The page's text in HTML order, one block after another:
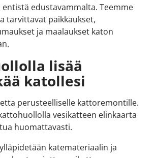
edustavammalta. Teemme
tarvittavat paikkaukset,
ja maalaukset katon
lisää
katollesi
perusteelliselle kattoremontille.
vesikatteen elinkaarta
huomattavasti.
katemateriaalin ja